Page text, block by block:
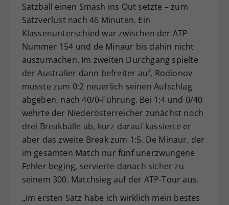
Satzball einen Smash ins Out setzte – zum
Satzverlust nach 46 Minuten. Ein
Klassenunterschied war zwischen der ATP-
Nummer 154 und de Minaur bis dahin nicht
auszumachen. Im zweiten Durchgang spielte
der Australier dann befreiter auf, Rodionov
musste zum 0:2 neuerlich seinen Aufschlag
abgeben, nach 40/0-Führung. Bei 1:4 und 0/40
wehrte der Niederösterreicher zunächst noch
drei Breakbälle ab, kurz darauf kassierte er
aber das zweite Break zum 1:5. De Minaur, der
im gesamten Match nur fünf unerzwungene
Fehler beging, servierte danach sicher zu
seinem 300. Matchsieg auf der ATP-Tour aus.
„Im ersten Satz habe ich wirklich mein bestes